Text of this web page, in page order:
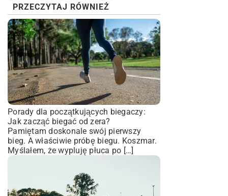
PRZECZYTAJ RÓWNIEŻ
Porady dla początkujących biegaczy:
Jak zacząć biegać od zera?
Pamiętam doskonale swój pierwszy
bieg. A właściwie próbę biegu. Koszmar.
Myślałem, że wypluję płuca po […]